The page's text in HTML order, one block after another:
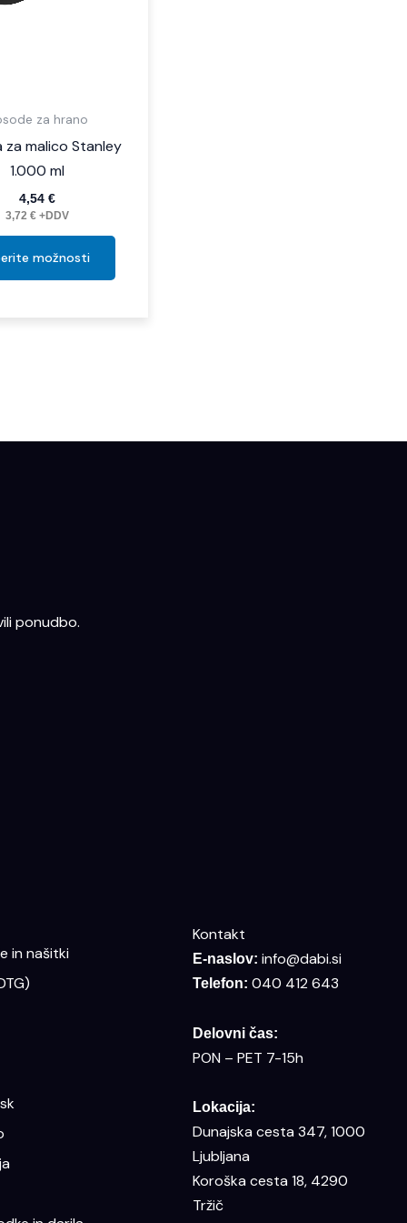
za hrano
za malico Stanley
1.000 ml
4,54 €
3,72 €+DDV
možnosti
ponudbo.
in našitki
Kontakt
E-naslov: info@dabi.si
Telefon: 040 412 643
Delovni čas:
PON – PET 7-15h
Lokacija:
Dunajska cesta 347, 1000
Ljubljana
Koroška cesta 18, 4290
Tržič